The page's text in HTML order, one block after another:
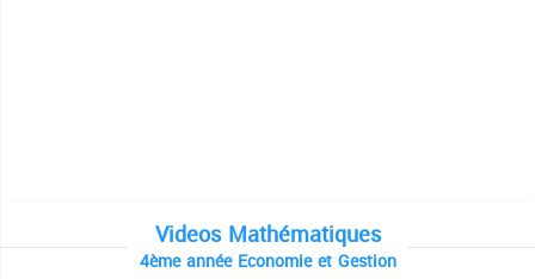
Videos Mathématiques
4ème année Economie et Gestion